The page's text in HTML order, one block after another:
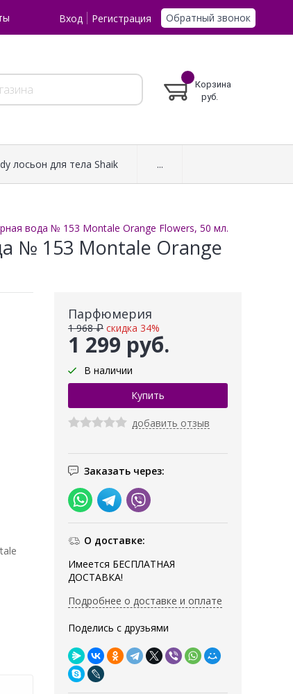
Вход Регистрация Обратный звонок
Корзина
руб.
лосьон для тела Shaik ...
вода № 153 Montale Orange Flowers, 50 мл.
№ 153 Montale Orange
Парфюмерия
1 299 руб.
1 968 ₽ скидка 34%
В наличии
добавить отзыв
Заказать через:
О доставке:
Имеется БЕСПЛАТНАЯ
ДОСТАВКА!
Подробнее о доставке и оплате
Поделись с друзьями